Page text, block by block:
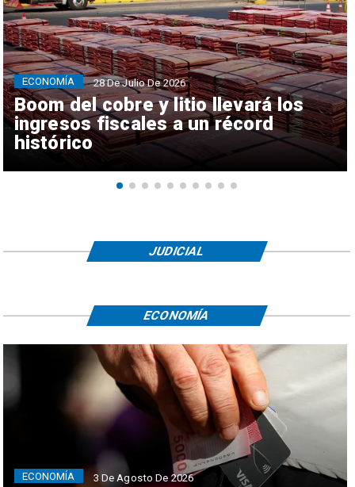
Boom del cobre y litio llevará los
ingresos fiscales a un récord
histórico
ECONOMÍA 28 De Julio De 2026
JUDICIAL
ECONOMÍA 3 De Agosto De 2026
ECONOMÍA